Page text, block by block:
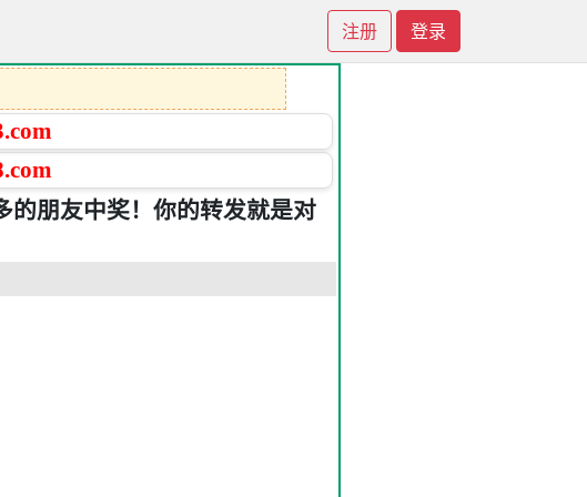
注册 登录
的朋友中奖！你的转发就是对